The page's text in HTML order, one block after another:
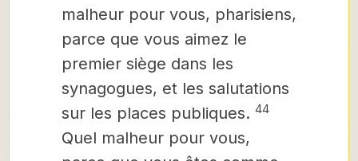
malheur pour vous, pharisiens,
parce que vous aimez le
premier siège dans les
synagogues, et les salutations
sur les places publiques. 44
Quel malheur pour vous,